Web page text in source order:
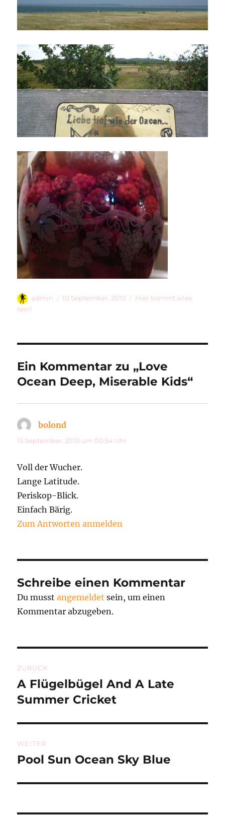
Autor
admin
Veröffentlicht
10 September, 2010 Kategorien
Hier kommt alles
rein!
Ein Kommentar zu „Love
Ocean Deep, Miserable Kids“
bolond
15 September, 2010 um 00:54 Uhr
Voll der Wucher.
Lange Latitude.
Periskop-Blick.
Einfach Bärig.
Zum Antworten anmelden
Schreibe einen Kommentar
Du musstangemeldet sein, um einen
Kommentar abzugeben.
ZURÜCK
Vorheriger
Beitrag:
A Flügelbügel And A Late
Summer Cricket
WEITER
Nächster
Pool Sun Ocean Sky Blue